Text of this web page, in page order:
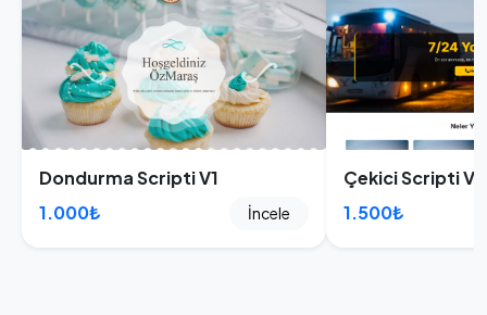
Dondurma Scripti V1
1.000₺
İncele
Çekici Scripti V5
1.500₺